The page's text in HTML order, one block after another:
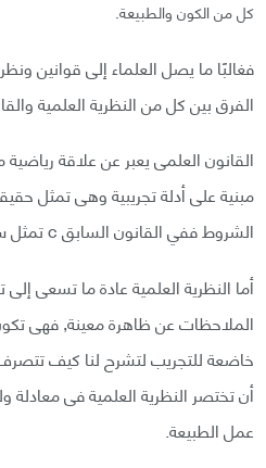
كل من الكون والطبيعة.
فغالبًا ما يصل العلماء إلى قوانين
الفرق بين كل من النظرية العلمية
مبنية على أدلة تجريبية وهى تمثل
الشروط ففي القانون السابق c تمثل سرعة الضوء فى الفراغ.
أما النظرية العلمية عادة ما تسعى
الملاحظات عن ظاهرة معينة, فهى
خاضعة للتجريب لتشرح لنا كيف
أن تختصر النظرية العلمية فى معادلة
عمل الطبيعة.